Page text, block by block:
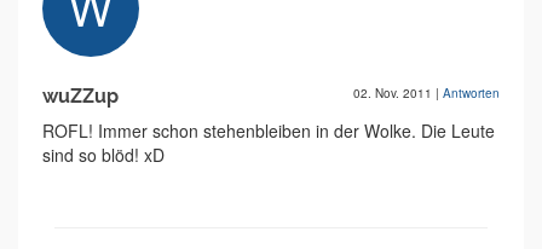
wuZZup 02. Nov. 2011 | Antworten
ROFL! Immer schon stehenbleiben in der Wolke. Die Leute
sind so blöd! xD